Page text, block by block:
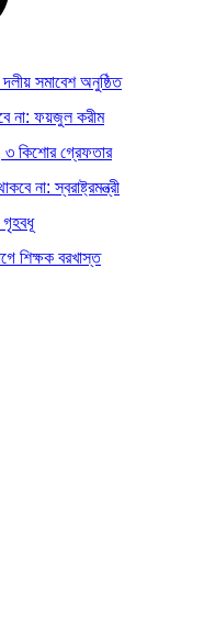
সমাবেশ অনুষ্ঠিত
না: ফয়জুল করীম
৩ কিশোর গ্রেফতার
না: স্বরাষ্ট্রমন্ত্রী
গৃহবধূ
শিক্ষক বরখাস্ত